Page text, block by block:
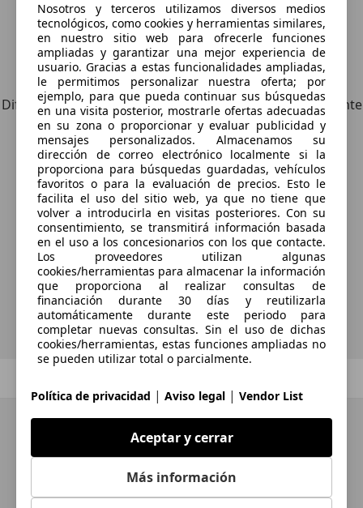
Explora vehículos similares
Diferente de tus criterios de búsqueda, pero posiblemente
una coincidencia perfecta.
¿Desea ser informado
automáticamente sobre vehículos
nuevos para su búsqueda?
Guardar búsqueda
Nosotros y terceros utilizamos diversos medios
tecnológicos, como cookies y herramientas similares,
en nuestro sitio web para ofrecerle funciones
ampliadas y garantizar una mejor experiencia de
usuario. Gracias a estas funcionalidades ampliadas,
le permitimos personalizar nuestra oferta; por
ejemplo, para que pueda continuar sus búsquedas
en una visita posterior, mostrarle ofertas adecuadas
en su zona o proporcionar y evaluar publicidad y
mensajes personalizados. Almacenamos su
dirección de correo electrónico localmente si la
proporciona para búsquedas guardadas, vehículos
favoritos o para la evaluación de precios. Esto le
facilita el uso del sitio web, ya que no tiene que
volver a introducirla en visitas posteriores. Con su
consentimiento, se transmitirá información basada
en el uso a los concesionarios con los que contacte.
Los proveedores utilizan algunas
cookies/herramientas para almacenar la información
que proporciona al realizar consultas de
financiación durante 30 días y reutilizarla
automáticamente durante este periodo para
completar nuevas consultas. Sin el uso de dichas
cookies/herramientas, estas funciones ampliadas no
se pueden utilizar total o parcialmente.
Política de privacidad | Aviso legal | Vendor List
Aceptar y cerrar
Más información